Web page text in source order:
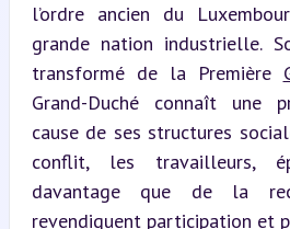
l’ordre ancien du
grande nation industrielle.
transformé de la Première
Grand-Duché connaît une
cause de ses structures
conflit, les travailleurs,
davantage que de la
revendiquent participation et